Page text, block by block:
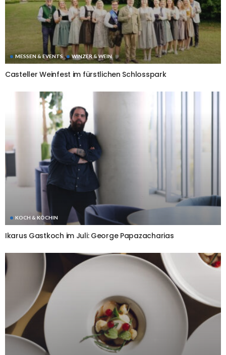
MESSEN & EVENTS WINZER & WEIN
Casteller Weinfest im fürstlichen Schlosspark
KOCH & KÖCHIN
Ikarus Gastkoch im Juli: George Papazacharias